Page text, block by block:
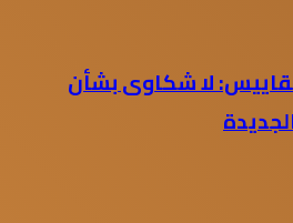
لا شكاوى بشأن